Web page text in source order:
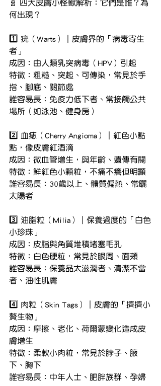
🧬 四大皮膚小怪獸解析：它們是誰？為
何出現？
1️⃣ 疣（Warts）｜皮膚界的「病毒寄生
者」
成因：由人類乳突病毒（HPV）引起
特徵：粗糙、突起、可傳染，常見於手
指、腳底、關節處
誰容易長：免疫力低下者、常接觸公共
場所（如泳池、健身房）
2️⃣ 血痣（Cherry Angioma）｜紅色小點
點，像皮膚紅酒滴
成因：微血管增生，與年齡、遺傳有關
特徵：鮮紅色小顆粒，不痛不癢但明顯
誰容易長：30歲以上、體質偏熱、常曬
太陽者
3️⃣ 油脂粒（Milia）｜保養過度的「白色
小珍珠」
成因：皮脂與角質堆積堵塞毛孔
特徵：白色硬粒，常見於眼周、面頰
誰容易長：保養品太滋潤者、清潔不當
者、油性肌膚
4️⃣ 肉粒（Skin Tags）｜皮膚的「擠擠小
贅生物」
成因：摩擦、老化、荷爾蒙變化造成皮
膚增生
特徵：柔軟小肉粒，常見於脖子、腋
下、胸下
誰容易長：中年人士、肥胖族群、孕婦